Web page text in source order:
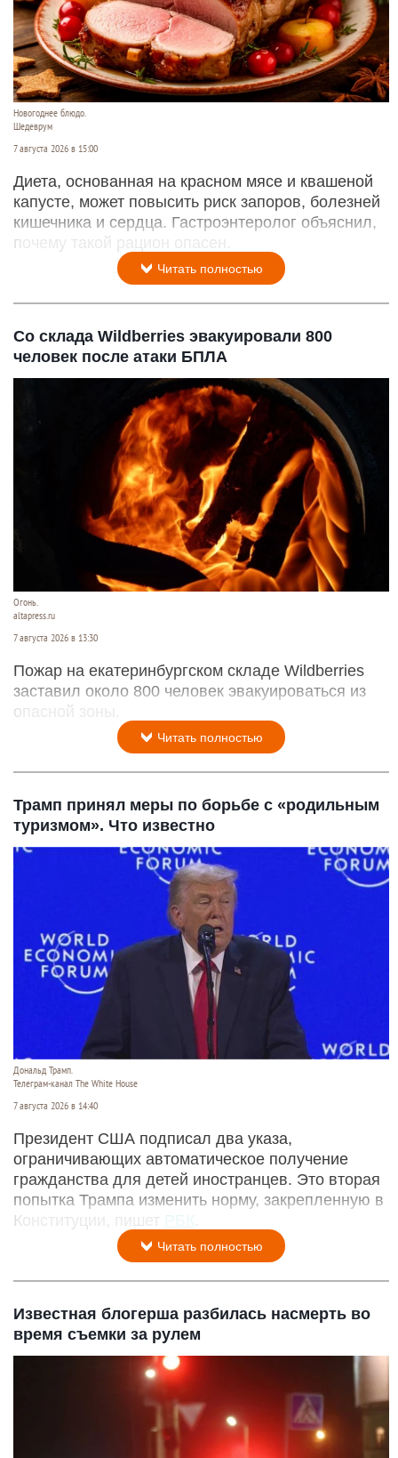
Новогоднее блюдо.
Шедеврум
7 августа 2026 в 15:00
Диета, основанная на красном мясе и квашеной
капусте, может повысить риск запоров, болезней
кишечника и сердца. Гастроэнтеролог объяснил,
почему такой рацион опасен.
Читать полностью
Со склада Wildberries эвакуировали 800
человек после атаки БПЛА
Огонь.
altapress.ru
7 августа 2026 в 13:30
Пожар на екатеринбургском складе Wildberries
заставил около 800 человек эвакуироваться из
опасной зоны.
Читать полностью
Трамп принял меры по борьбе с «родильным
туризмом». Что известно
Дональд Трамп.
Телеграм-канал The White House
7 августа 2026 в 14:40
Президент США подписал два указа,
ограничивающих автоматическое получение
гражданства для детей иностранцев. Это вторая
попытка Трампа изменить норму, закрепленную в
Конституции, пишет РБК
Читать полностью
Известная блогерша разбилась насмерть во
время съемки за рулем